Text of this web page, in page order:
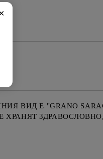
ВИД Е "GRANO